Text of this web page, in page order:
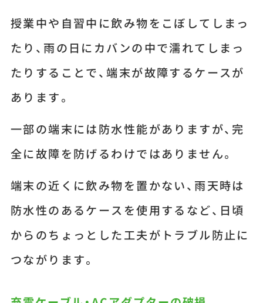
授業中や自習中に飲み物をこぼしてしまっ
たり、雨の日にカバンの中で濡れてしまっ
たりすることで、端末が故障するケースが
あります。
一部の端末には防水性能がありますが、完
全に故障を防げるわけではありません。
端末の近くに飲み物を置かない、雨天時は
防水性のあるケースを使用するなど、日頃
からのちょっとした工夫がトラブル防止に
つながります。